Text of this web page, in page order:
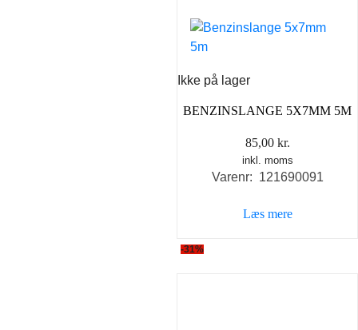
Ikke på lager
BENZINSLANGE 5X7MM 5M
85,00 kr.
inkl. moms
Varenr: 121690091
Læs mere
-31%